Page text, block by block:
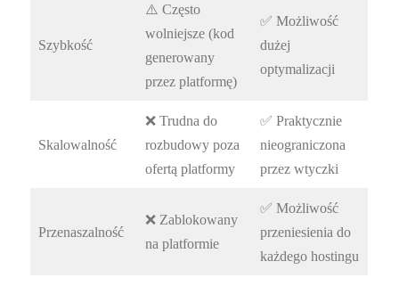
Szybkość
⚠️ Często
wolniejsze (kod
generowany
przez platformę)
✅ Możliwość
dużej
optymalizacji
Skalowalność
❌ Trudna do
rozbudowy poza
ofertą platformy
✅ Praktycznie
nieograniczona
przez wtyczki
Przenaszalność
❌ Zablokowany
na platformie
✅ Możliwość
przeniesienia do
każdego hostingu